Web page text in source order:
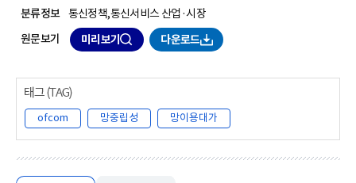
분류정보 통신정책,통신서비스 산업·시장
원문보기
미리보기 다운로드
ofcom 망중립성 망이용대가